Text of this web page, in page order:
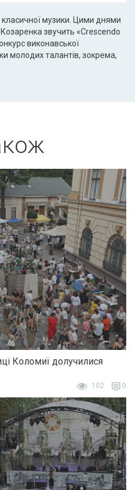
музики. Цими днями
звучить «Crescendo
виконавської
молодих талантів, зокрема,
Коломиї долучилися
102 0